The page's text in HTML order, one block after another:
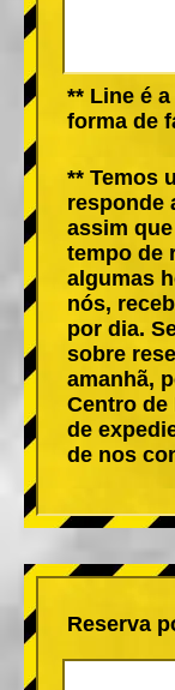
** Line é a
forma de
** Temos
responde
assim
tempo de
algumas
nós,
por dia.
sobre
amanhã,
Centro de
de
de nos
Reserva